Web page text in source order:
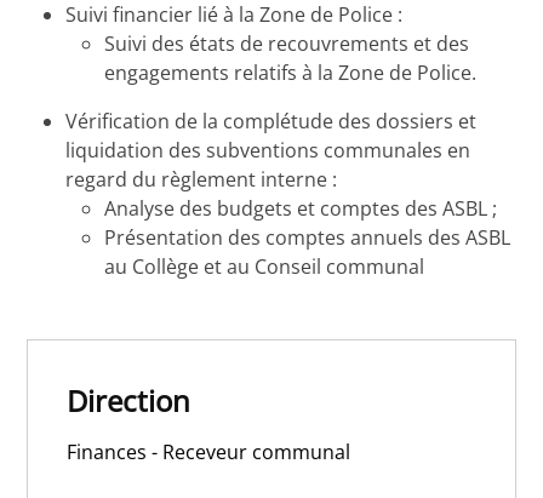
Suivi financier lié à la Zone de Police :
Suivi des états de recouvrements et des
engagements relatifs à la Zone de Police.
Vérification de la complétude des dossiers et
liquidation des subventions communales en
regard du règlement interne :
Analyse des budgets et comptes des ASBL ;
Présentation des comptes annuels des ASBL
au Collège et au Conseil communal
Direction
Finances - Receveur communal